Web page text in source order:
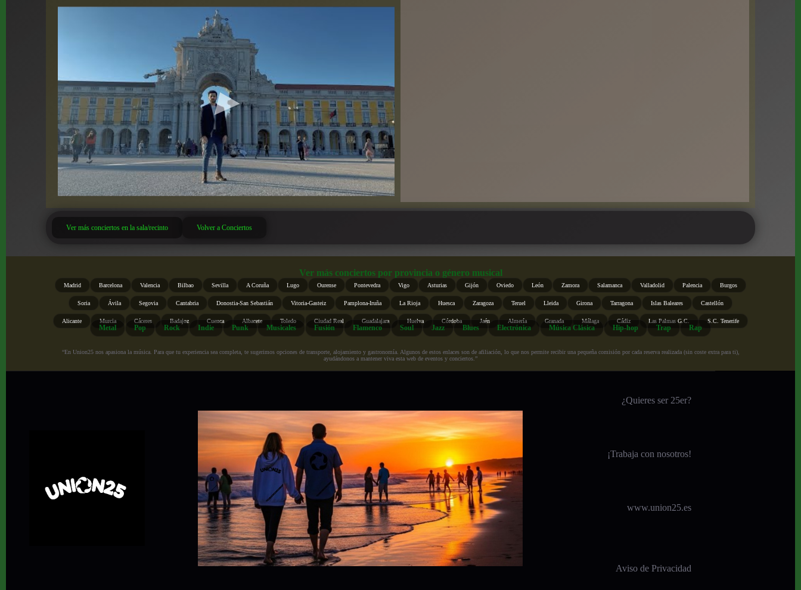
Ver más conciertos en la sala/recinto Volver a Conciertos
Ver más conciertos por provincia o género musical
Madrid Barcelona Valencia Bilbao Sevilla A Coruña Lugo Ourense Pontevedra Vigo Asturias Gijón Oviedo León Zamora Salamanca Valladolid Palencia Burgos
Soria Ávila Segovia Cantabria Donostia-San Sebastián Vitoria-Gasteiz Pamplona-Iruña La Rioja Huesca Zaragoza Teruel Lleida Girona Tarragona Islas Baleares Castellón
Alicante Murcia Cáceres Badajoz Cuenca Albacete Toledo Ciudad Real Guadalajara Huelva Córdoba Jaén Almería Granada Málaga Cádiz Las Palmas G.C. S.C. Tenerife
Metal Pop Rock Indie Punk Musicales Fusión Flamenco Soul Jazz Blues Electrónica Música Clásica Hip-hop Trap Rap
“En Union25 nos apasiona la música. Para que tu experiencia sea completa, te sugerimos opciones de transporte, alojamiento y gastronomía. Algunos de estos enlaces son de afiliación, lo que nos permite recibir una pequeña comisión por cada reserva realizada (sin coste extra para ti),
ayudándonos a mantener viva esta web de eventos y conciertos.”
¿Quieres ser 25er?
¡Trabaja con nosotros!
www.union25.es
Aviso de Privacidad